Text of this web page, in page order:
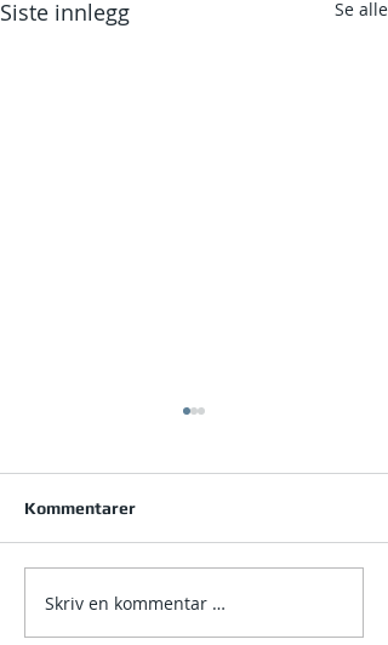
Siste innlegg Se alle
NM helg 2026 – Bjørkelia
i Jølster
Kommentarer
Skriv en kommentar …